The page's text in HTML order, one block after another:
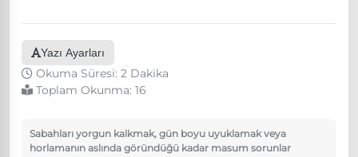
Yazı Ayarları
Okuma Süresi: 2 Dakika
Toplam Okunma: 16
Sabahları yorgun kalkmak, gün boyu uyuklamak veya
horlamanın aslında göründüğü kadar masum sorunlar